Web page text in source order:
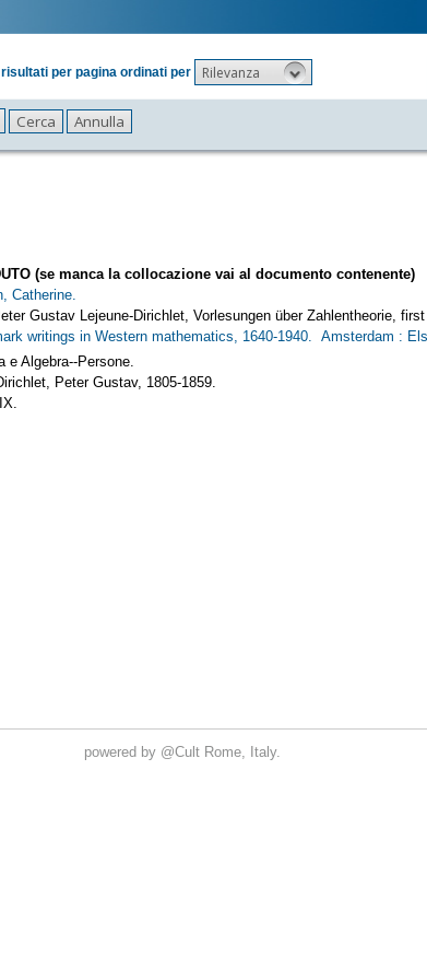
risultati per pagina ordinati per Rilevanza
powered by @Cult Rome, Italy.